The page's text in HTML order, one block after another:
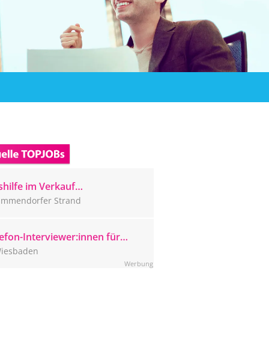
im Verkauf
Strand (m/w/d)
Strand
Interviewer:innen für
Wiesbadener CATI-Studio